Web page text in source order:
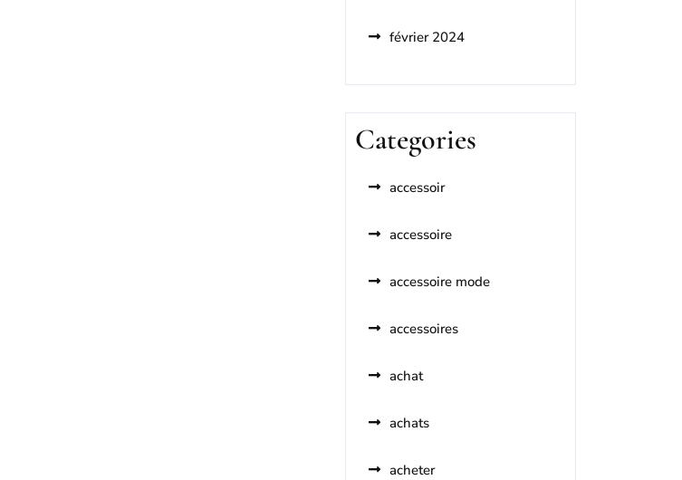
février 2024
Categories
accessoir
accessoire
accessoire mode
accessoires
achat
achats
acheter